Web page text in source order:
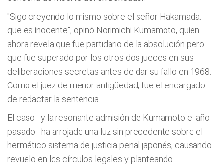
"Sigo creyendo lo mismo sobre el señor Hakamada:
que es inocente", opinó Norimichi Kumamoto, quien
ahora revela que fue partidario de la absolución pero
que fue superado por los otros dos jueces en sus
deliberaciones secretas antes de dar su fallo en 1968.
Como el juez de menor antigüedad, fue el encargado
de redactar la sentencia.
El caso _y la resonante admisión de Kumamoto el año
pasado_ ha arrojado una luz sin precedente sobre el
hermético sistema de justicia penal japonés, causando
revuelo en los círculos legales y planteando